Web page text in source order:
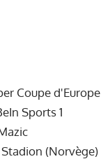
Coupe d'Europe
Sports 1
(Norvège)